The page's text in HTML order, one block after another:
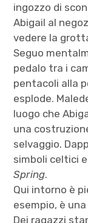
ingozzo di
Abigail al
vedere la
Seguo
pedalo tra i
pentacoli alla
esplode.
luogo che
una
selvaggio.
simboli celtici
Spring.
Qui intorno è
esempio, è
Dei ragazzi